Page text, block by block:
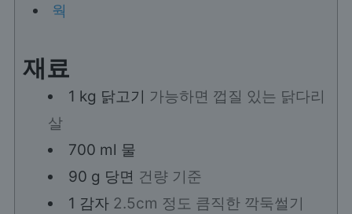
웍
재료
1 kg 닭고기 가능하면 껍질 있는 닭다리
살
700 ml 물
90 g 당면 건량 기준
1 감자 2.5cm 정도 큼직한 깍둑썰기